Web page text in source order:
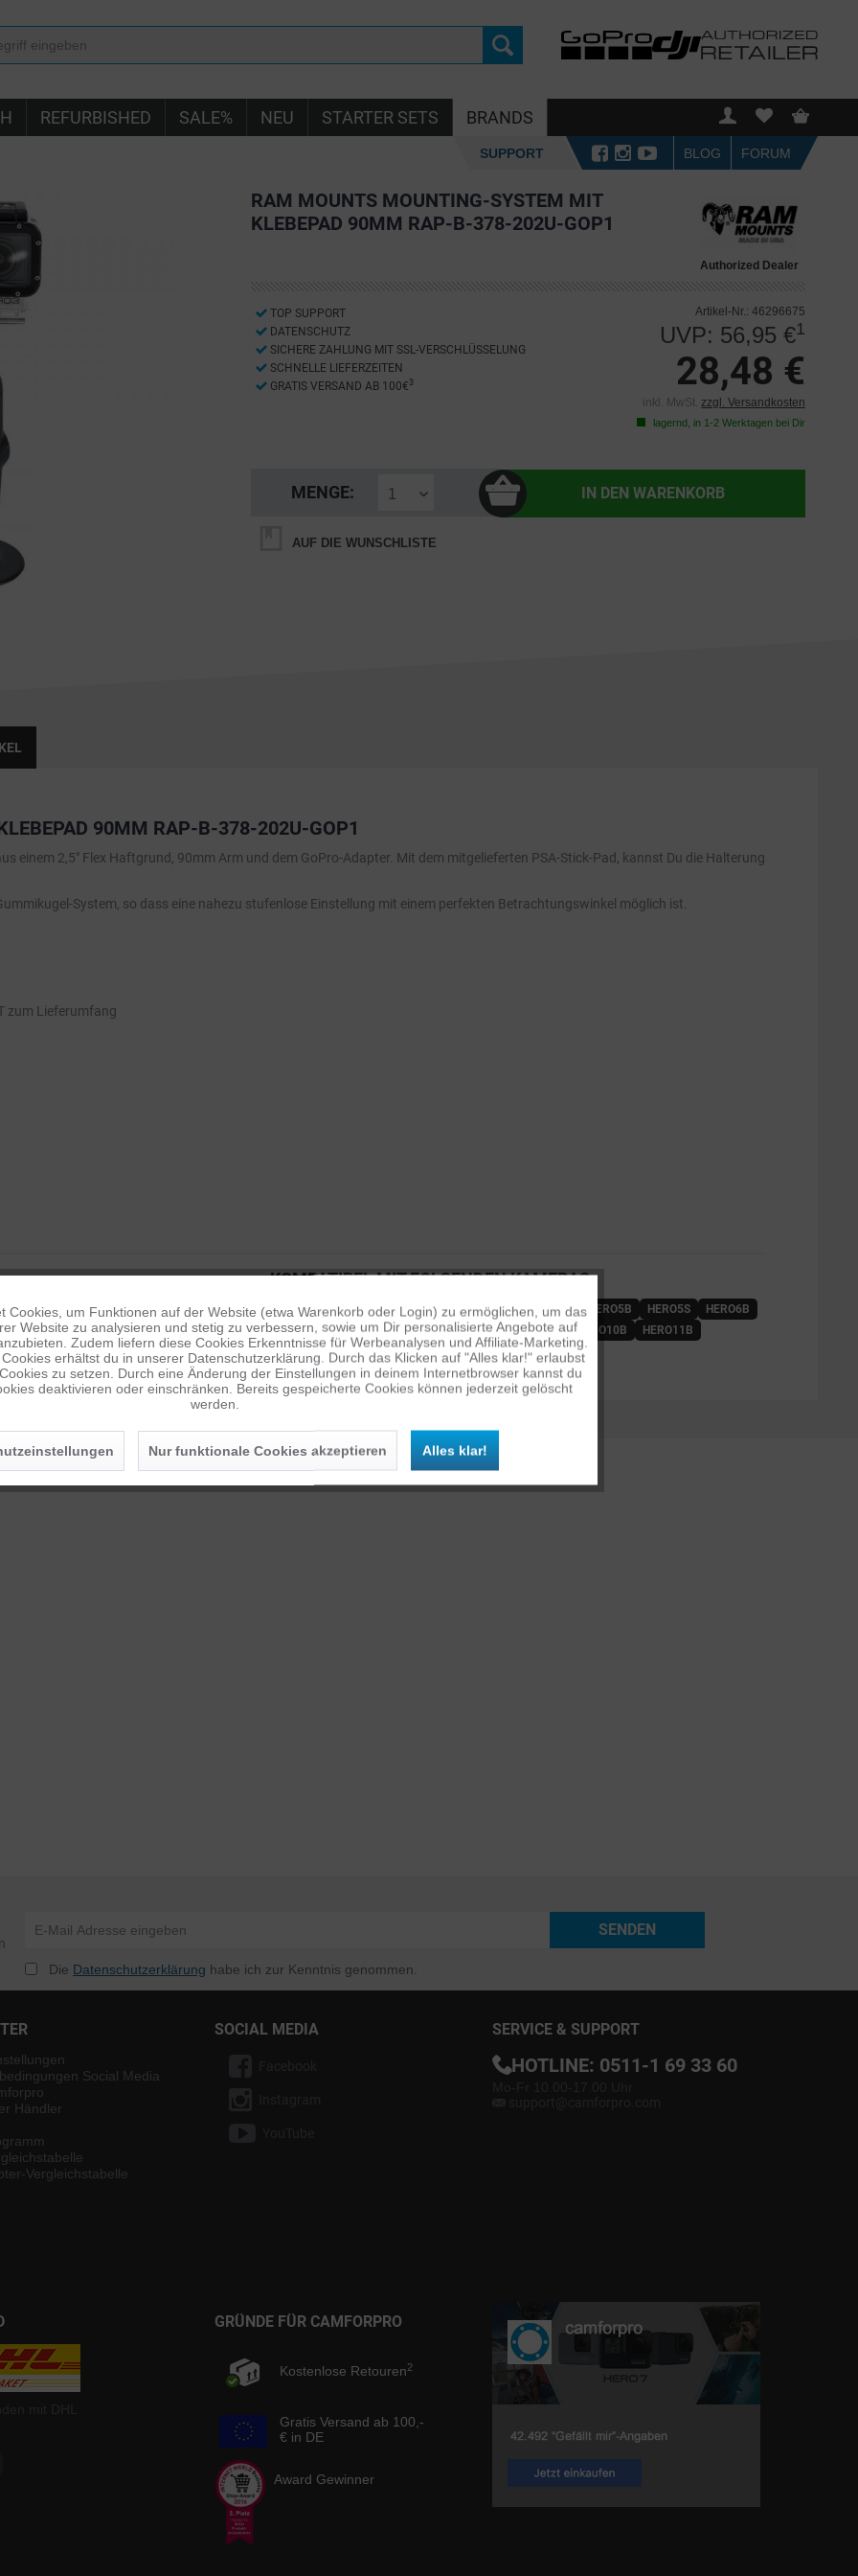
REFURBISHED SALE% NEU STARTER SETS BRANDS
SUPPORT BLOG FORUM
RAM MOUNTS MOUNTING-SYSTEM MIT
KLEBEPAD 90MM RAP-B-378-202U-GOP1
Authorized Dealer
TOP SUPPORT
DATENSCHUTZ
SICHERE ZAHLUNG MIT SSL-VERSCHLÜSSELUNG
SCHNELLE LIEFERZEITEN
GRATIS VERSAND AB 100€ 3
Artikel-Nr.: 46296675
UVP: 56,95 €1
28,48 €
inkl. MwSt. zzgl. Versandkosten
lagernd, in 1-2 Werktagen bei Dir
MENGE: IN DEN WARENKORB
AUF DIE WUNSCHLISTE
90MM RAP-B-378-202U-GOP1
einem 2,5" Flex Haftgrund, 90mm Arm und dem GoPro-Adapter. Mit dem mitgelieferten PSA-Stick-Pad, kannst Du die Halterung
System, so dass eine nahezu stufenlose Einstellung mit einem perfekten Betrachtungswinkel möglich ist.
zum Lieferumfang
KOMPATIBEL MIT FOLGENDEN KAMERAS:
HERO HERO1 HERO2 HERO3 HERO3+ HERO4 HERO5B HERO5S
HERO6B
HERO7B
HERO7S HERO7W HERO8B HERO9B HERO10B
HERO11B
HERO12B
HERO13B HEROS MAX
SENDEN
Die Datenschutzerklärung habe ich zur Kenntnis genommen.
Social Media
Händler
Vergleichstabelle
SOCIAL MEDIA SERVICE & SUPPORT
HOTLINE: 0511-1 69 33 60
GRÜNDE FÜR CAMFORPRO
Kostenlose Retouren2
Gratis Versand ab 100,-
€ in DE
Award Gewinner
Aktiv
Inaktiv
Inaktiv
Cookies, um Funktionen auf der Website (etwa Warenkorb oder Login) zu ermöglichen, um das
Website zu analysieren und stetig zu verbessern, sowie um Dir personalisierte Angebote auf
Zudem liefern diese Cookies Erkenntnisse für Werbeanalysen und Affiliate-Marketing.
erhältst du in unserer Datenschutzerklärung. Durch das Klicken auf "Alles klar!" erlaubst
zu setzen. Durch eine Änderung der Einstellungen in deinem Internetbrowser kannst du
deaktivieren oder einschränken. Bereits gespeicherte Cookies können jederzeit gelöscht
werden.
Nur funktionale Cookies akzeptieren Alles klar!